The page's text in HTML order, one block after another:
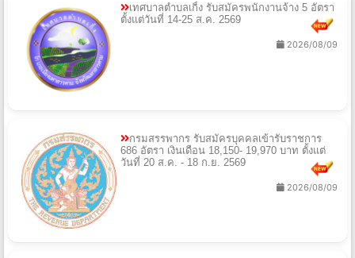
เทศบาลตำบลเกิ้ง รับสมัครพนักงานจ้าง 5 อัตรา
ตั้งแต่วันที่ 14-25 ส.ค. 2569
2026/08/09
กรมสรรพากร รับสมัครบุคคลเข้ารับราชการ
686 อัตรา เงินเดือน 18,150- 19,970 บาท ตั้งแต่
วันที่ 20 ส.ค. - 18 ก.ย. 2569
2026/08/09